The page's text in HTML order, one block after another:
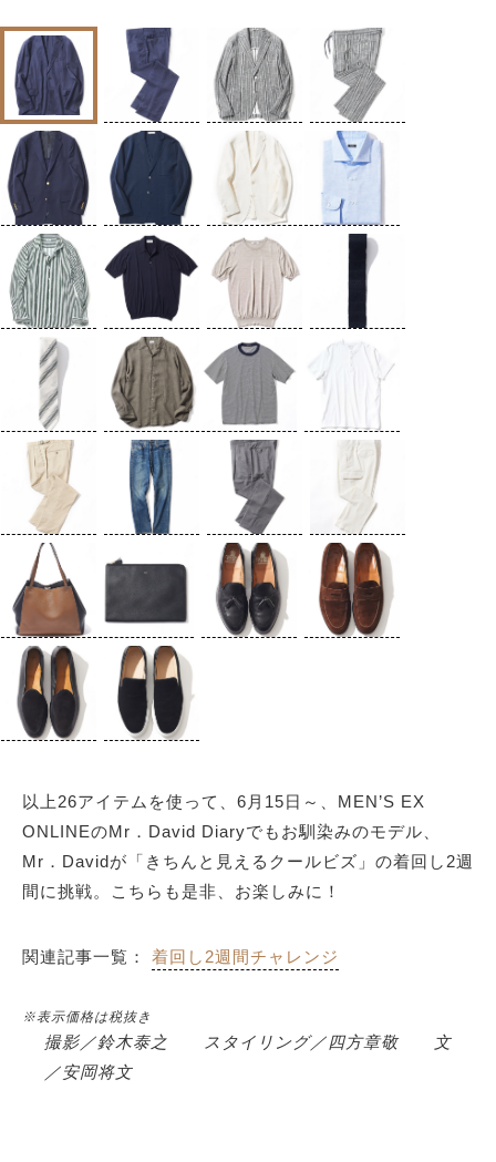
以上26アイテムを使って、6月15日～、MEN’S EX
ONLINEのMr．David Diaryでもお馴染みのモデル、
Mr．Davidが「きちんと見えるクールビズ」の着回し2週
間に挑戦。こちらも是非、お楽しみに！
関連記事一覧： 着回し2週間チャレンジ
※表示価格は税抜き
撮影／鈴木泰之 スタイリング／四方章敬 文
／安岡将文